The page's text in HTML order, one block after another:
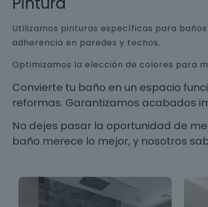
Utilizamos pinturas específicas para
adherencia en paredes y techos.
Optimizamos la elección de colores para
Convierte tu baño en un espacio
reformas. Garantizamos acabados
No dejes pasar la oportunidad de
baño merece lo mejor, y nosotros